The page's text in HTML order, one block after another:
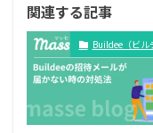
関連する記事
Buildee（ビル